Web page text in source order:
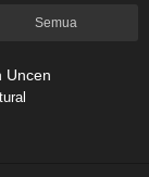
Semua
Uncen